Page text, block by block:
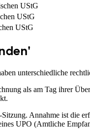
UStG
UStG
UStG
unterschiedliche
als am Tag ihrer
Annahme ist die
UPO (Amtliche